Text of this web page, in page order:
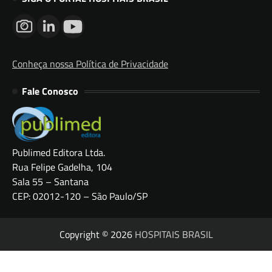
Conheça nossa Política de Privacidade
Fale Conosco
Publimed Editora Ltda.
Rua Felipe Gadelha, 104
Sala 55 – Santana
CEP: 02012-120 – São Paulo/SP
Copyright © 2026 HOSPITAIS BRASIL